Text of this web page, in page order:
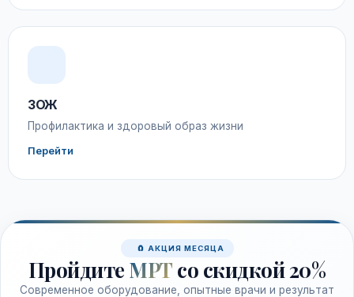
ЗОЖ
Профилактика и здоровый образ жизни
Перейти
🧲 АКЦИЯ МЕСЯЦА
Пройдите МРТ со скидкой 20%
Современное оборудование, опытные врачи и результат